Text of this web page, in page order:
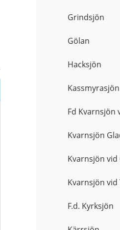
Grindsjön
Gölan
Hacksjön
Kassmyrasjön
Fd Kvarnsjön
Kvarnsjön
Kvarnsjön
Kvarnsjön vid
F.d. Kyrksjön